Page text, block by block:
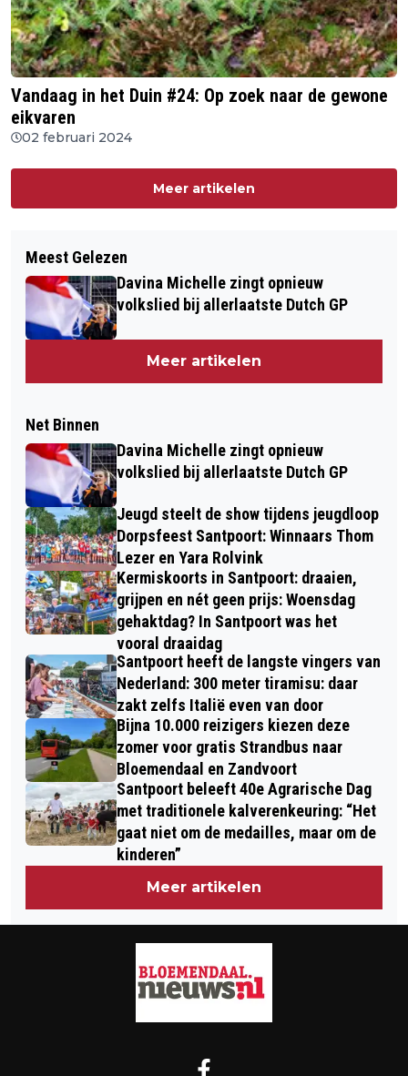
Vandaag in het Duin #24: Op zoek naar de gewone
eikvaren
02 februari 2024
Meer artikelen
Meest Gelezen
Davina Michelle zingt opnieuw
volkslied bij allerlaatste Dutch GP
Meer artikelen
Net Binnen
Davina Michelle zingt opnieuw
volkslied bij allerlaatste Dutch GP
Jeugd steelt de show tijdens jeugdloop
Dorpsfeest Santpoort: Winnaars Thom
Lezer en Yara Rolvink
Kermiskoorts in Santpoort: draaien,
grijpen en nét geen prijs: Woensdag
gehaktdag? In Santpoort was het
vooral draaidag
Santpoort heeft de langste vingers van
Nederland: 300 meter tiramisu: daar
zakt zelfs Italië even van door
Bijna 10.000 reizigers kiezen deze
zomer voor gratis Strandbus naar
Bloemendaal en Zandvoort
Santpoort beleeft 40e Agrarische Dag
met traditionele kalverenkeuring: “Het
gaat niet om de medailles, maar om de
kinderen”
Meer artikelen